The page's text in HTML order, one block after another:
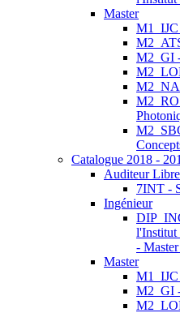
Master
M1_IJC
M2_GI
Catalogue 2018 -
Auditeur Libre
7INT -
Ingénieur
l'Institut
-
Master
M1_IJC
M2_GI